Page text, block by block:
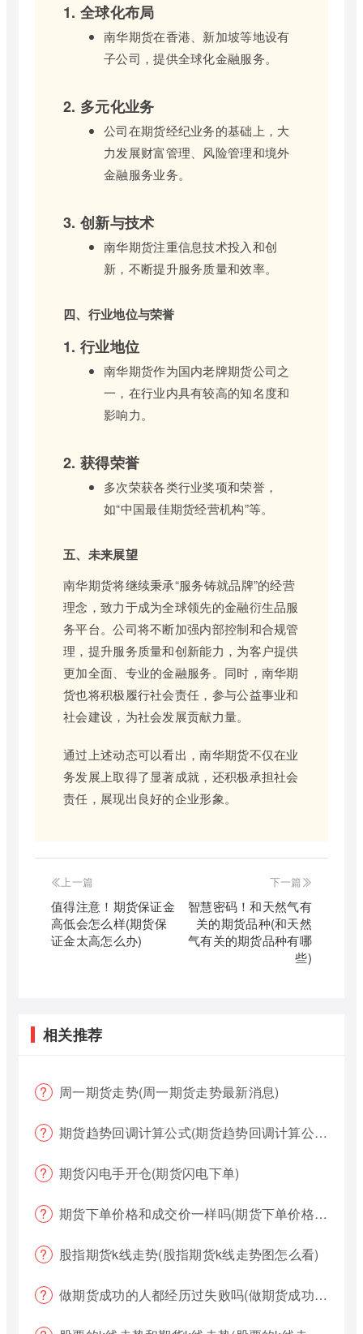
1. 全球化布局
南华期货在香港、新加坡等地设有
子公司，提供全球化金融服务。
2. 多元化业务
公司在期货经纪业务的基础上，大
力发展财富管理、风险管理和境外
金融服务业务。
3. 创新与技术
南华期货注重信息技术投入和创
新，不断提升服务质量和效率。
四、行业地位与荣誉
1. 行业地位
南华期货作为国内老牌期货公司之
一，在行业内具有较高的知名度和
影响力。
2. 获得荣誉
多次荣获各类行业奖项和荣誉，
如“中国最佳期货经营机构”等。
五、未来展望
南华期货将继续秉承“服务铸就品牌”的经营
理念，致力于成为全球领先的金融衍生品服
务平台。公司将不断加强内部控制和合规管
理，提升服务质量和创新能力，为客户提供
更加全面、专业的金融服务。同时，南华期
货也将积极履行社会责任，参与公益事业和
社会建设，为社会发展贡献力量。
通过上述动态可以看出，南华期货不仅在业
务发展上取得了显著成就，还积极承担社会
责任，展现出良好的企业形象。
上一篇
值得注意！期货保证金
高低会怎么样(期货保
证金太高怎么办)
下一篇
智慧密码！和天然气有
关的期货品种(和天然
气有关的期货品种有哪
些)
相关推荐
周一期货走势(周一期货走势最新消息)
期货趋势回调计算公式(期货趋势回调计算公式是什么)
期货闪电手开仓(期货闪电下单)
期货下单价格和成交价一样吗(期货下单价格哪个好?)
股指期货k线走势(股指期货k线走势图怎么看)
做期货成功的人都经历过失败吗(做期货成功的人都经历过失败吗为什么)